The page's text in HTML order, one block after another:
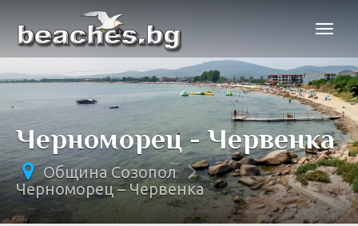
Черноморец - Червенка
Община Созопол
Черноморец – Червенка